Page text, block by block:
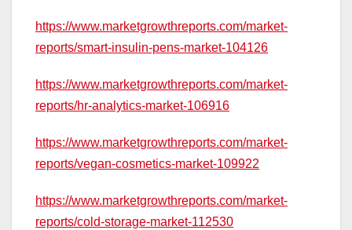
https://www.marketgrowthreports.com/market-
reports/smart-insulin-pens-market-104126
https://www.marketgrowthreports.com/market-
reports/hr-analytics-market-106916
https://www.marketgrowthreports.com/market-
reports/vegan-cosmetics-market-109922
https://www.marketgrowthreports.com/market-
reports/cold-storage-market-112530